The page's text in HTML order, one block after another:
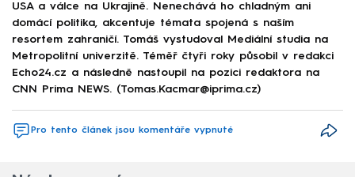
USA a válce na Ukrajině. Nenechává ho chladným ani
domácí politika, akcentuje témata spojená s naším
resortem zahraničí. Tomáš vystudoval Mediální studia na
Metropolitní univerzitě. Téměř čtyři roky působil v redakci
Echo24.cz a následně nastoupil na pozici redaktora na
CNN Prima NEWS. (Tomas.Kacmar@iprima.cz)
Pro tento článek jsou komentáře vypnuté